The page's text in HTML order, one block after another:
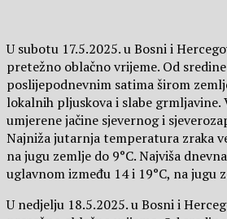
U subotu 17.5.2025. u Bosni i
pretežno oblačno vrijeme. Od
poslijepodnevnim satima širom
lokalnih pljuskova i slabe grmljavine.
umjerene jačine sjevernog i
Najniža jutarnja temperatura zraka
na jugu zemlje do 9°C. Najviša
uglavnom između 14 i 19°C, na jugu
U nedjelju 18.5.2025. u Bosni i